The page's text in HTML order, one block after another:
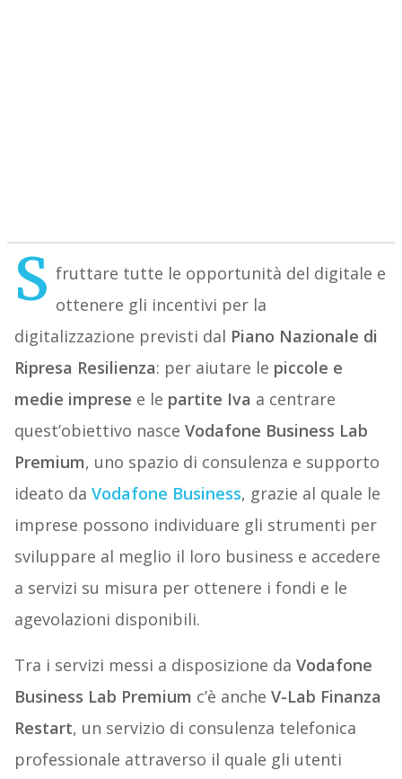
S fruttare tutte le opportunità del digitale e
ottenere gli incentivi per la
digitalizzazione previsti dal Piano Nazionale di
Ripresa Resilienza: per aiutare le piccole e
medie imprese e le partite Iva a centrare
quest’obiettivo nasce Vodafone Business Lab
Premium, uno spazio di consulenza e supporto
ideato da Vodafone Business, grazie al quale le
imprese possono individuare gli strumenti per
sviluppare al meglio il loro business e accedere
a servizi su misura per ottenere i fondi e le
agevolazioni disponibili.
Tra i servizi messi a disposizione da Vodafone
Business Lab Premium c’è anche V-Lab Finanza
Restart, un servizio di consulenza telefonica
professionale attraverso il quale gli utenti